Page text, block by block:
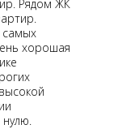
Рядом ЖК
самых
хорошая